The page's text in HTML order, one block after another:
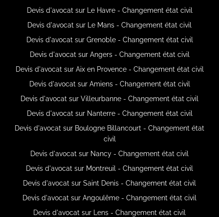
Devis d'avocat sur Le Havre - Changement état civil
Devis d'avocat sur Le Mans - Changement état civil
Devis d'avocat sur Grenoble - Changement état civil
Devis d'avocat sur Angers - Changement état civil
Devis d'avocat sur Aix en Provence - Changement état civil
Devis d'avocat sur Amiens - Changement état civil
Devis d'avocat sur Villeurbanne - Changement état civil
Devis d'avocat sur Nanterre - Changement état civil
Devis d'avocat sur Boulogne Billancourt - Changement état
civil
Devis d'avocat sur Nancy - Changement état civil
Devis d'avocat sur Montreuil - Changement état civil
Devis d'avocat sur Saint Denis - Changement état civil
Devis d'avocat sur Angoulême - Changement état civil
Devis d'avocat sur Lens - Changement état civil